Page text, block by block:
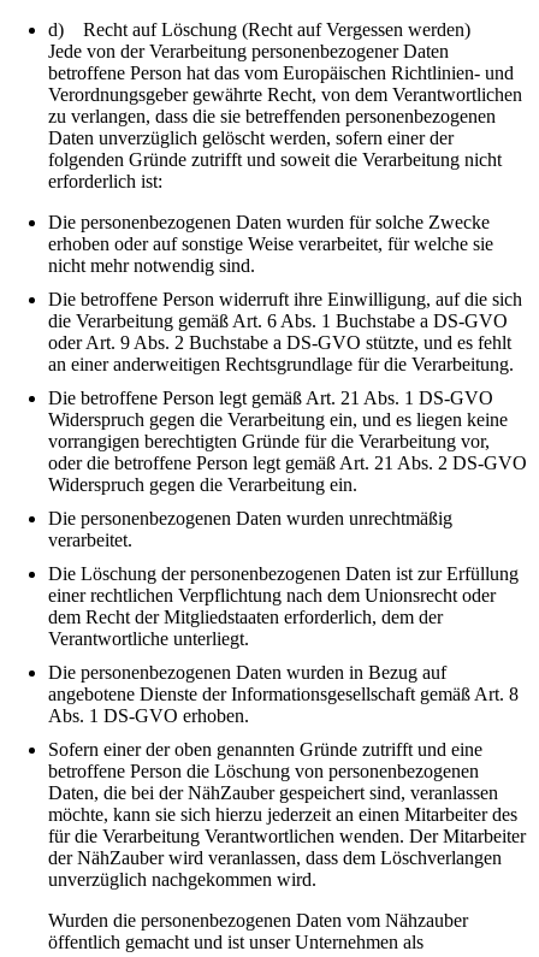
d) Recht auf Löschung (Recht auf Vergessen werden)
Jede von der Verarbeitung personenbezogener Daten
betroffene Person hat das vom Europäischen Richtlinien- und
Verordnungsgeber gewährte Recht, von dem Verantwortlichen
zu verlangen, dass die sie betreffenden personenbezogenen
Daten unverzüglich gelöscht werden, sofern einer der
folgenden Gründe zutrifft und soweit die Verarbeitung nicht
erforderlich ist:
Die personenbezogenen Daten wurden für solche Zwecke
erhoben oder auf sonstige Weise verarbeitet, für welche sie
nicht mehr notwendig sind.
Die betroffene Person widerruft ihre Einwilligung, auf die sich
die Verarbeitung gemäß Art. 6 Abs. 1 Buchstabe a DS-GVO
oder Art. 9 Abs. 2 Buchstabe a DS-GVO stützte, und es fehlt
an einer anderweitigen Rechtsgrundlage für die Verarbeitung.
Die betroffene Person legt gemäß Art. 21 Abs. 1 DS-GVO
Widerspruch gegen die Verarbeitung ein, und es liegen keine
vorrangigen berechtigten Gründe für die Verarbeitung vor,
oder die betroffene Person legt gemäß Art. 21 Abs. 2 DS-GVO
Widerspruch gegen die Verarbeitung ein.
Die personenbezogenen Daten wurden unrechtmäßig
verarbeitet.
Die Löschung der personenbezogenen Daten ist zur Erfüllung
einer rechtlichen Verpflichtung nach dem Unionsrecht oder
dem Recht der Mitgliedstaaten erforderlich, dem der
Verantwortliche unterliegt.
Die personenbezogenen Daten wurden in Bezug auf
angebotene Dienste der Informationsgesellschaft gemäß Art. 8
Abs. 1 DS-GVO erhoben.
Sofern einer der oben genannten Gründe zutrifft und eine
betroffene Person die Löschung von personenbezogenen
Daten, die bei der NähZauber gespeichert sind, veranlassen
möchte, kann sie sich hierzu jederzeit an einen Mitarbeiter des
für die Verarbeitung Verantwortlichen wenden. Der Mitarbeiter
der NähZauber wird veranlassen, dass dem Löschverlangen
unverzüglich nachgekommen wird.
Wurden die personenbezogenen Daten vom Nähzauber
öffentlich gemacht und ist unser Unternehmen als